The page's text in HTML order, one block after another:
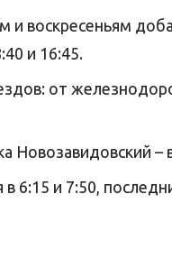
и воскресеньям
и 16:45.
от
Новозавидовский –
6:15 и 7:50,